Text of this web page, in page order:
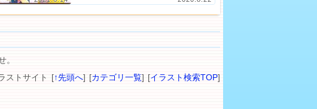
。
ストサイト [↑先頭へ] [カテゴリ一覧] [イラスト検索TOP]